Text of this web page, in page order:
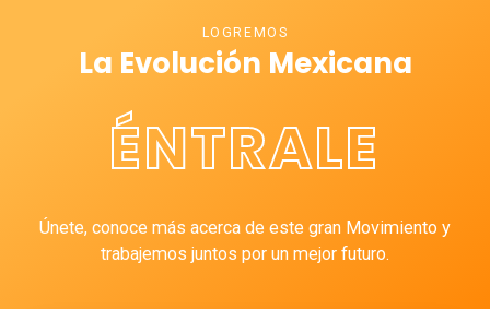
LOGREMOS
La Evolución Mexicana
ÉNTRALE
Únete, conoce más acerca de este gran Movimiento y
trabajemos juntos por un mejor futuro.